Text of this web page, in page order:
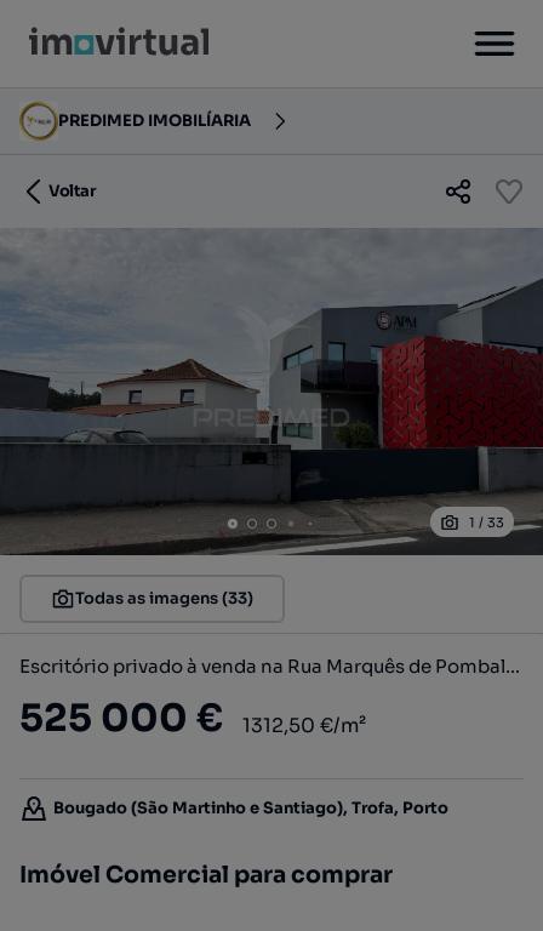
PREDIMED IMOBILÍARIA
Voltar
1 / 33
Todas as imagens (33)
Escritório privado à venda na Rua Marquês de Pombal, 421
525 000 € 1312,50 €/m²
Bougado (São Martinho e Santiago), Trofa, Porto
Imóvel Comercial para comprar